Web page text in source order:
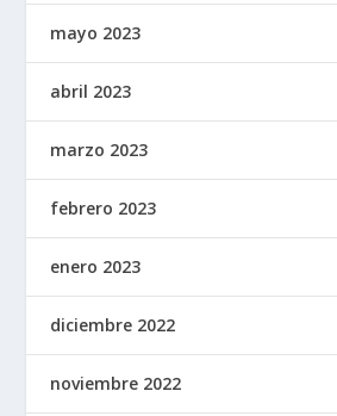
mayo 2023
abril 2023
marzo 2023
febrero 2023
enero 2023
diciembre 2022
noviembre 2022